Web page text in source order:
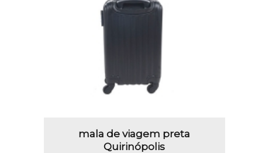
mala de viagem preta
Quirinópolis